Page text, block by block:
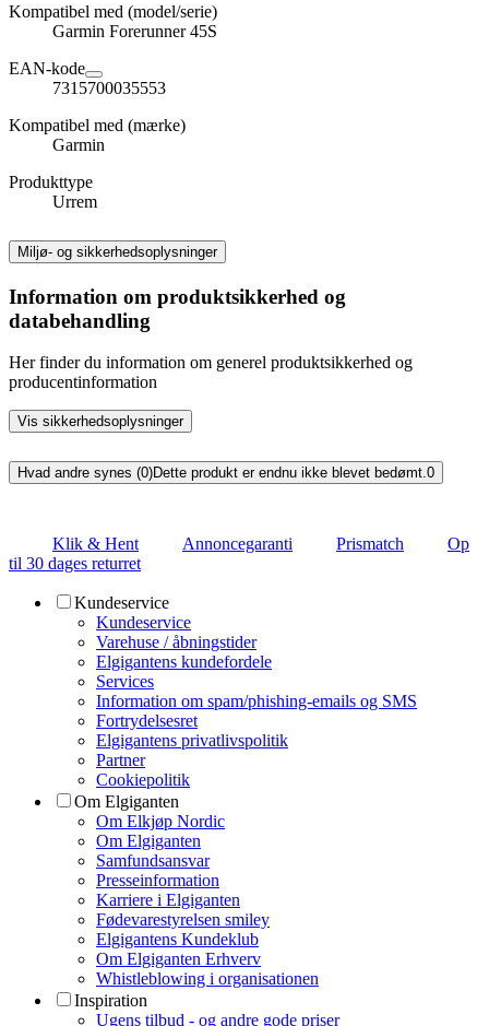
Kompatibel med (model/serie)
Garmin Forerunner 45S
EAN-kode
7315700035553
Kompatibel med (mærke)
Garmin
Produkttype
Urrem
Miljø- og sikkerhedsoplysninger
Information om produktsikkerhed og
databehandling
Her finder du information om generel produktsikkerhed og
producentinformation
Vis sikkerhedsoplysninger
Hvad andre synes (0)Dette produkt er endnu ikke blevet bedømt.0
Klik & Hent Annoncegaranti Prismatch
Op
til 30 dages returret
Kundeservice
Kundeservice
Varehuse / åbningstider
Elgigantens kundefordele
Services
Information om spam/phishing-emails og SMS
Fortrydelsesret
Elgigantens privatlivspolitik
Partner
Cookiepolitik
Om Elgiganten
Om Elkjøp Nordic
Om Elgiganten
Samfundsansvar
Presseinformation
Karriere i Elgiganten
Fødevarestyrelsen smiley
Elgigantens Kundeklub
Om Elgiganten Erhverv
Whistleblowing i organisationen
Inspiration
Ugens tilbud - og andre gode priser